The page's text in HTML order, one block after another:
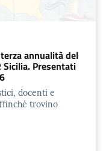
annualità del
Sicilia. Presentati
docenti e
trovino